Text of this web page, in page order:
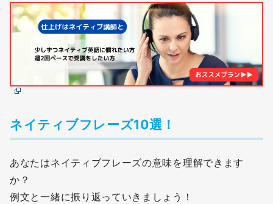
ネイティブフレーズ10選！
あなたはネイティブフレーズの意味を理解できます
か？
例文と一緒に振り返っていきましょう！